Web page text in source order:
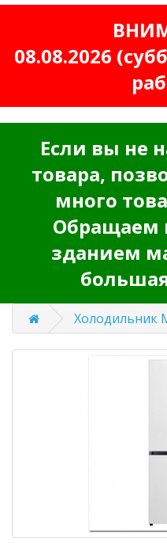
08.08.2026
Если вы не
товара,
много
Обращаем
зданием
Холодильник